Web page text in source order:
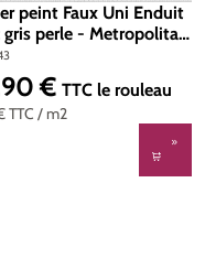
peint Faux Uni Enduit
gris perle - Metropolitan
2 d'AS Création | Réf.
TTC / m2
:
€ TTC le rouleau